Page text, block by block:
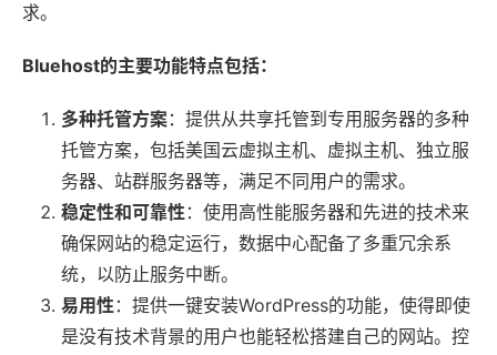
求。
Bluehost的主要功能特点包括：
多种托管方案：提供从共享托管到专用服务器的多种
托管方案，包括美国云虚拟主机、虚拟主机、独立服
务器、站群服务器等，满足不同用户的需求。
稳定性和可靠性：使用高性能服务器和先进的技术来
确保网站的稳定运行，数据中心配备了多重冗余系
统，以防止服务中断。
易用性：提供一键安装WordPress的功能，使得即使
是没有技术背景的用户也能轻松搭建自己的网站。控